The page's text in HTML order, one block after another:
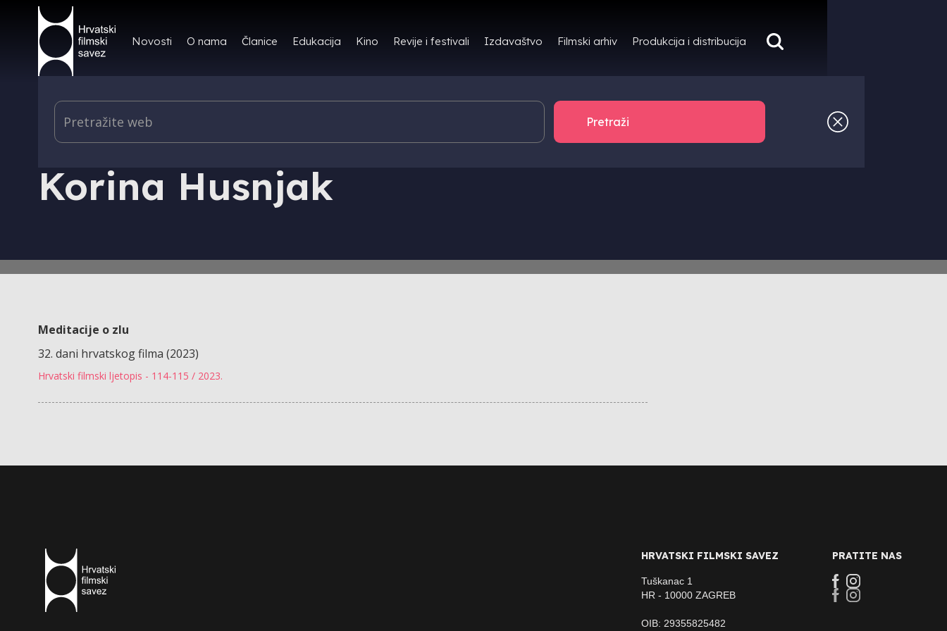
Novosti O nama Članice Edukacija Kino Revije i festivali Izdavaštvo Filmski arhiv Produkcija i distribucija
IZDAVAŠTVO - HRVATSKI FILMSKI LJETOPIS - AUTOR/ICA
Korina Husnjak
Meditacije o zlu
32. dani hrvatskog filma (2023)
Hrvatski filmski ljetopis - 114-115 / 2023.
HRVATSKI FILMSKI SAVEZ
Tuškanac 1
HR - 10000 ZAGREB
OIB: 29355825482
PRATITE NAS